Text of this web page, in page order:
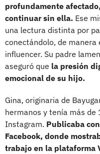
profundamente
continuar sin ella. Ese
una lectura distinta por
conectándolo, de manera
influencer. Su padre
aseguró que la presión
emocional de su hijo.
Gina, originaria de
hermanos y tenía más de
Instagram. Publicaba
Facebook, donde
trabajo en la plataforma